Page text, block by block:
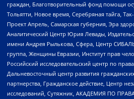
граждан, Благотворительный фонд помощи
Тольятти, Новое время, Серебряная тайга,
Проект Апрель, Самарская губерния, Эра
Аналитический Центр Юрия Левады,
имени Андрея Рылькова, Сфера, Центр
группа, Женщины Евразии, Институт прав
Российский исследовательский центр по
Дальневосточный центр развития
партнерства, Гражданское действие, Центр
исследований, Сутяжник, АКАДЕМИЯ ПО